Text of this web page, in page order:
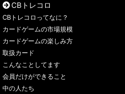
CBトレコロ
CBトレコロってなに？
カードゲームの市場規模
カードゲームの楽しみ方
取扱カード
こんなことしてます
会員だけができること
中の人たち